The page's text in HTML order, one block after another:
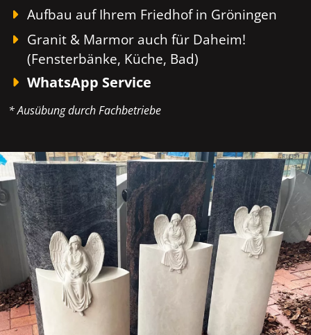
Aufbau auf Ihrem Friedhof in Gröningen
Granit & Marmor auch für Daheim!
(Fensterbänke, Küche, Bad)
WhatsApp Service
* Ausübung durch Fachbetriebe